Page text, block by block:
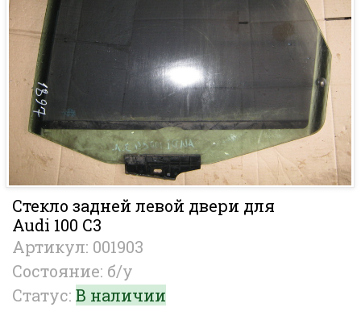
Стекло задней левой двери для
Audi 100 С3
Артикул: 001903
Состояние: б/у
Статус: В наличии